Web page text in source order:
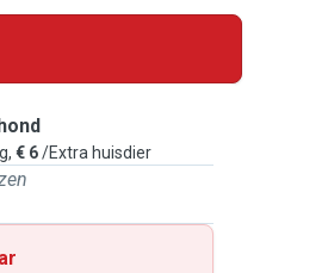
€ 6/Extra huisdier